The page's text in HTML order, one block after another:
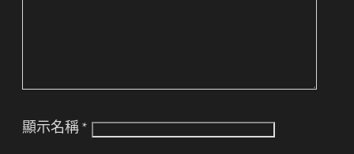
顯示名稱 *